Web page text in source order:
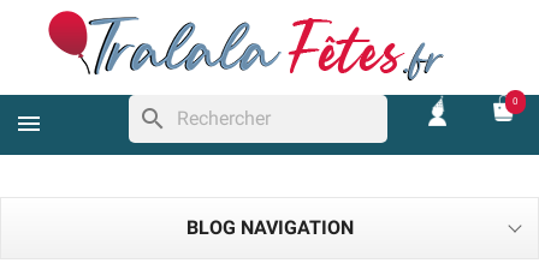
search
0
BLOG NAVIGATION